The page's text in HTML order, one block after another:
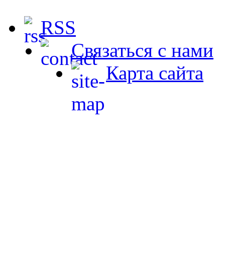
RSS
Связаться с нами
Карта сайта